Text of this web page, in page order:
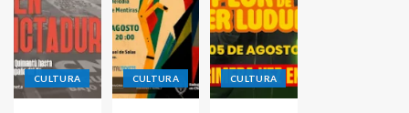
CULTURA CULTURA CULTURA